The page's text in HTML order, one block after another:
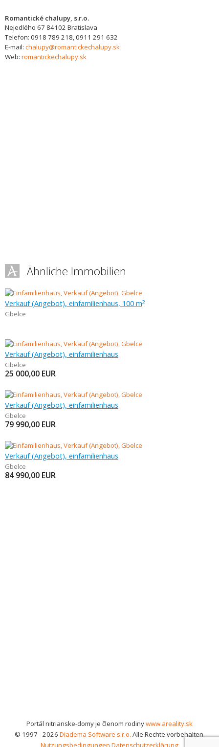
Romantické chalupy, s.r.o.
Nejedlého 67 84102 Bratislava
Telefon: 0918 789 218, 0911 291 632
E-mail: chalupy@romantickechalupy.sk
Web: romantickechalupy.sk
Ähnliche Immobilien
Verkauf (Angebot), einfamilienhaus, 100 m2
Gbelce
Verkauf (Angebot), einfamilienhaus
Gbelce
25 000,00 EUR
Verkauf (Angebot), einfamilienhaus
Gbelce
79 990,00 EUR
Verkauf (Angebot), einfamilienhaus
Gbelce
84 990,00 EUR
Portál nitrianske-domy je členom rodinywww.areality.sk
© 1997 - 2026 Diadema Software s.r.o. Alle Rechte vorbehalten.
Nutzungsbedingungen Datenschutzerklärung